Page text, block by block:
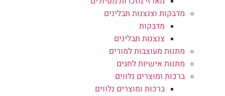
מדבקות וצנצנות תבלינים
מדבקות
צנצנות תבלינים
מתנות מעוצבות למורים
מתנות אישיות לחגים
ברכות ומוצרים נלווים
ברכות ומוצרים נלווים